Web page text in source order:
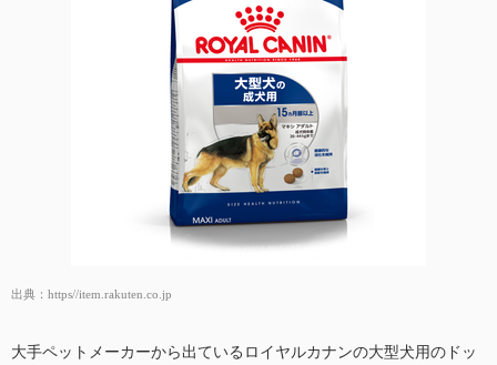
出典： https//item.rakuten.co.jp
大手ペットメーカーから出ているロイヤルカナンの大型犬用のドッ